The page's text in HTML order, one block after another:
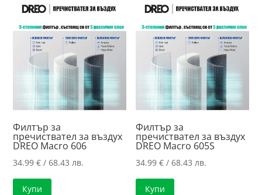
Филтър за
пречиствател за въздух
DREO Macro 606
34.99€ / 68.43 лв.
Купи
Филтър за
пречиствател за въздух
DREO Macro 605S
34.99€ / 68.43 лв.
Купи